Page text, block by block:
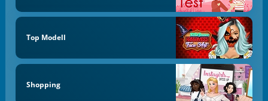
Top Modell
Shopping